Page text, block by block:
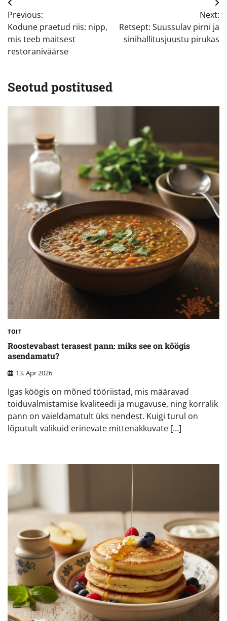
Navigeerimine
Previous:
Kodune praetud riis: nipp,
mis teeb maitsest
restoraniväärse
Next:
Retsept: Suussulav pirni ja
sinihallitusjuustu pirukas
Seotud postitused
TOIT
Roostevabast terasest pann: miks see on köögis
asendamatu?
13. Apr 2026
Igas köögis on mõned tööriistad, mis määravad
toiduvalmistamise kvaliteedi ja mugavuse, ning korralik
pann on vaieldamatult üks nendest. Kuigi turul on
lõputult valikuid erinevate mittenakkuvate […]